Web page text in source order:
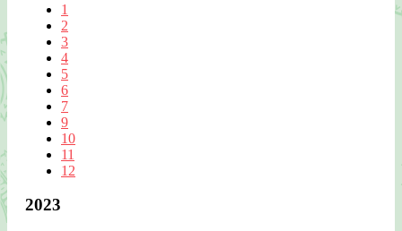
1
2
3
4
5
6
7
9
10
11
12
2023